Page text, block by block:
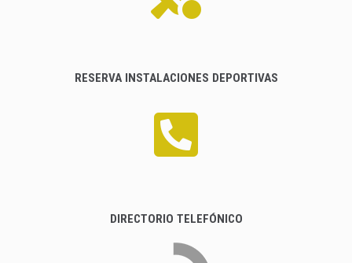
RESERVA INSTALACIONES DEPORTIVAS
DIRECTORIO TELEFÓNICO